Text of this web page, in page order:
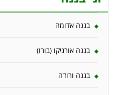
בננה אדומה
בננה אורניקו (בורו)
בננה ורודה